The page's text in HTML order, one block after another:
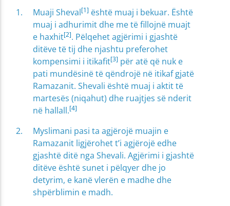
Muaji Sheval[1] është muaj i bekuar. Është
muaj i adhurimit dhe me të fillojnë muajt
e haxhit[2]. Pëlqehet agjërimi i gjashtë
ditëve të tij dhe njashtu preferohet
kompensimi i itikafit[3] për atë që nuk e
pati mundësinë të qëndrojë në itikaf gjatë
Ramazanit. Shevali është muaj i aktit të
martesës (niqahut) dhe ruajtjes së nderit
në hallall.[4]
Myslimani pasi ta agjërojë muajin e
Ramazanit ligjërohet t’i agjërojë edhe
gjashtë ditë nga Shevali. Agjërimi i gjashtë
ditëve është sunet i pëlqyer dhe jo
detyrim, e kanë vlerën e madhe dhe
shpërblimin e madh.